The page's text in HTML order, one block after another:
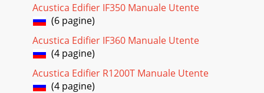
Acustica Edifier IF350 Manuale Utente
(6 pagine)
Acustica Edifier IF360 Manuale Utente
(4 pagine)
Acustica Edifier R1200T Manuale Utente
(4 pagine)